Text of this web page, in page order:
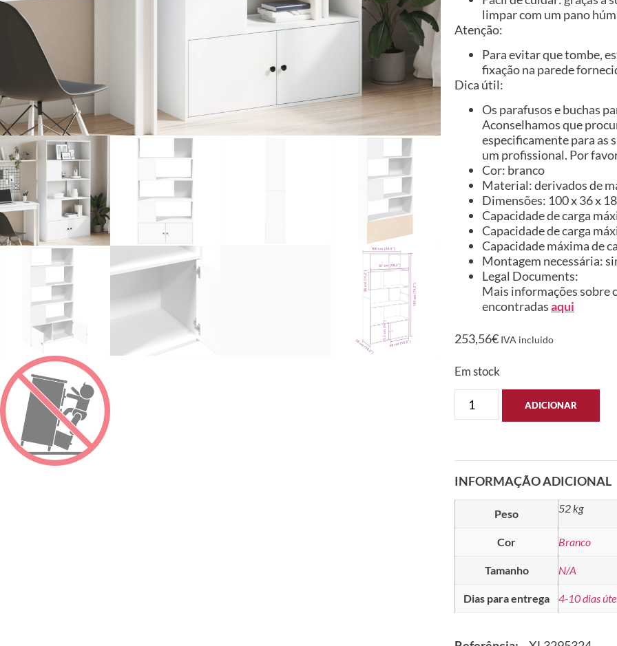
limpar com um pano
Atenção:
Para evitar que tombe,
fixação na parede
Dica útil:
Os parafusos e buchas
Aconselhamos que
especificamente para as
um profissional. Por
Cor: branco
Material: derivados de
Dimensões: 100 x 36 x
Capacidade de carga
Capacidade de carga
Capacidade máxima de
Montagem necessária:
Legal Documents:
Mais informações sobre
encontradasaqui
253,56€ IVA incluido
Em stock
ADICIONAR
INFORMAÇÃO ADICIONAL
Peso 52 kg
Cor Branco
Tamanho N/A
Dias para entrega 4-10 dias